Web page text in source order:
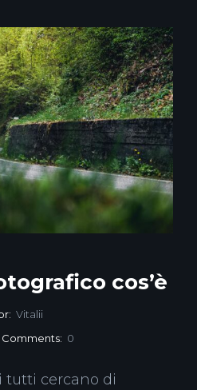
cos’è
Vitalii
Comments: 0
tutti cercano di